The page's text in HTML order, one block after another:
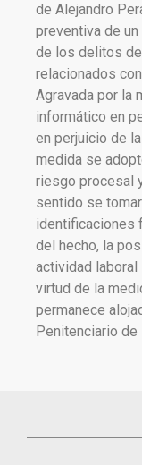
de Alejandro
preventiva de
de los delitos
relacionados
Agravada por la
informático en
en perjuicio de
medida se
riesgo procesal
sentido se
identificaciones
del hecho, la
actividad
virtud de la
permanece
Penitenciario de